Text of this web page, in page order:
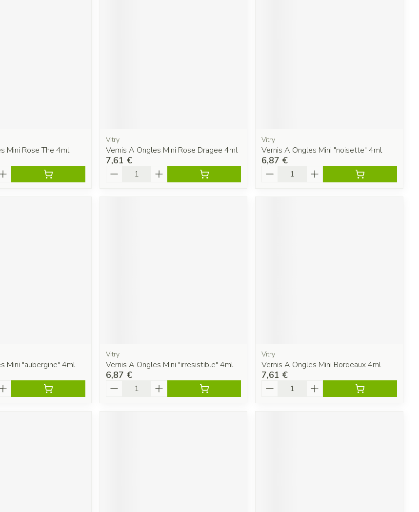
Mini Rose The 4ml
Vitry
Vernis A Ongles Mini Rose Dragee 4ml
7,61 €
Quantité
Vitry
Vernis A Ongles Mini "noisette" 4ml
6,87 €
Quantité
Mini "aubergine" 4ml
Vitry
Vernis A Ongles Mini "irresistible" 4ml
6,87 €
Quantité
Vitry
Vernis A Ongles Mini Bordeaux 4ml
7,61 €
Quantité